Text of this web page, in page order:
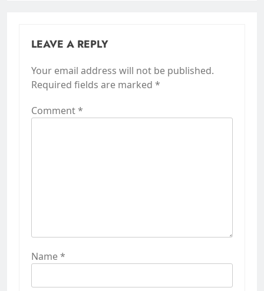
LEAVE A REPLY
Your email address will not be published.
Required fields are marked *
Comment*
Name*